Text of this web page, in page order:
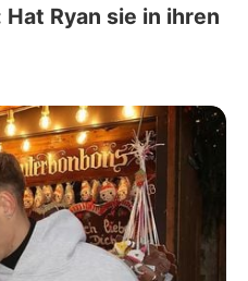
Ryan sie in ihren